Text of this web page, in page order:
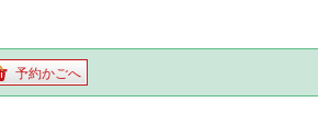
予約かごへ